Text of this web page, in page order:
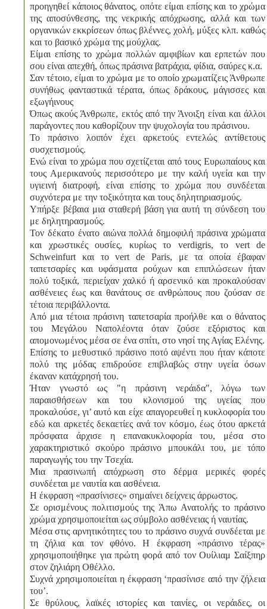
προηγηθεί κάποιος θάνατος, οπότε είμαι επίσης και το χρώμα
της αποσύνθεσης, της νεκρικής απόχρωσης, αλλά και των
οργανικών εκκρίσεων όπως βλέννες, χολή, μύξες κλπ. καθώς
και το βασικό χρώμα της μούχλας.
Είμαι επίσης το χρώμα πολλών αμφιβίων και ερπετών που
σου είναι απεχθή, όπως πράσινα βατράχια, φίδια, σαύρες κ.α.
Σαν τέτοιο, είμαι το χρώμα με το οποίο χρωματίζεις Άνθρωπε
συνήθως φανταστικά τέρατα, όπως δράκους, μάγισσες και
εξωγήινους
Όπως ακούς Άνθρωπε, εκτός από την Άνοιξη είναι και άλλοι
παράγοντες που καθορίζουν την ψυχολογία του πράσινου.
Το πράσινο λοιπόν έχει αρκετούς εντελώς αντίθετους
συσχετισμούς.
Ενώ είναι το χρώμα που σχετίζεται από τους Ευρωπαίους και
τους Αμερικανούς περισσότερο με την καλή υγεία και την
υγιεινή διατροφή, είναι επίσης το χρώμα που συνδέεται
συχνότερα με την τοξικότητα και τους δηλητηριασμούς.
Υπήρξε βέβαια μια σταθερή βάση για αυτή τη σύνδεση του
με δηλητηρασμούς.
Τον δέκατο ένατο αιώνα πολλά δημοφιλή πράσινα χρώματα
και χρωστικές ουσίες, κυρίως το verdigris, το vert de
Schweinfurt και το vert de Paris, με τα οποία έβαφαν
ταπετσαρίες και υφάσματα ρούχων και επιπλώσεων ήταν
πολύ τοξικά, περιείχαν χαλκό ή αρσενικό και προκαλούσαν
ασθένειες έως και θανάτους σε ανθρώπους που ζούσαν σε
τέτοια περιβάλλοντα.
Από μια τέτοια πράσινη ταπετσαρία προήλθε και ο θάνατος
του Μεγάλου Ναπολέοντα όταν ζούσε εξόριστος και
απομονωμένος μέσα σε ένα σπίτι, στο νησί της Αγίας Ελένης.
Επίσης το μεθυστικό πράσινο ποτό αψέντι που ήταν κάποτε
πολύ της μόδας επιδρούσε επιβλαβώς στην υγεία όσων
έκαναν κατάχρησή του.
Ήταν γνωστό ως "η πράσινη νεράιδα", λόγω των
παραισθήσεων και του κλονισμού της υγείας που
προκαλούσε, γι’ αυτό και είχε απαγορευθεί η κυκλοφορία του
εδώ και αρκετές δεκαετίες ανά τον κόσμο, έως ότου αρκετά
πρόσφατα άρχισε η επανακυκλοφορία του, μέσα στο
χαρακτηριστικό σκούρο πράσινο μπουκάλι του, με τόπο
παραγωγής του την Τσεχία.
Μια πρασινωπή απόχρωση στο δέρμα μερικές φορές
συνδέεται με ναυτία και ασθένεια.
Η έκφραση «πρασίνισες» σημαίνει δείχνεις άρρωστος.
Σε ορισμένους πολιτισμούς της Άπω Ανατολής το πράσινο
χρώμα χρησιμοποιείται ως σύμβολο ασθένειας ή ναυτίας.
Μέσα στις αρνητικότητες του το πράσινο συχνά συνδέεται με
τη ζήλια και τον φθόνο. Η έκφραση «πράσινο τέρας»
χρησιμοποιήθηκε για πρώτη φορά από τον Ουίλιαμ Σαίξπηρ
στον ζηλιάρη Οθέλλο.
Συχνά χρησιμοποιείται η έκφραση ‘πρασίνισε από την ζήλεια
του’.
Σε θρύλους, λαϊκές ιστορίες και ταινίες, οι νεράιδες, οι